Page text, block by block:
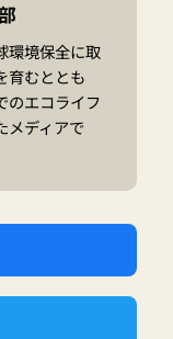
環境保全に取
育むととも
のエコライフ
メディアで